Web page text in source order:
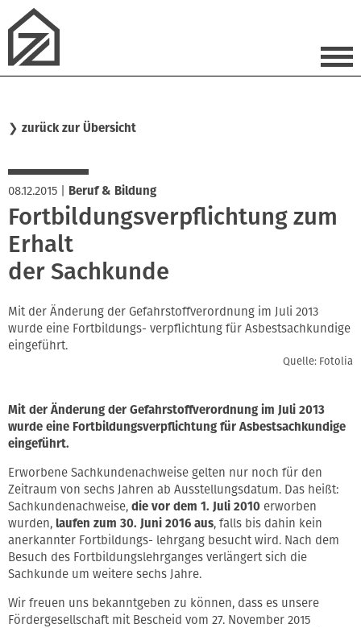
❯ zurück zur Übersicht
08.12.2015 Beruf & Bildung
Fortbildungsverpflichtung zum
Erhalt
der Sachkunde
Mit der Änderung der Gefahrstoffverordnung im Juli 2013
wurde eine Fortbildungs- verpflichtung für Asbestsachkundige
eingeführt.
Quelle: Fotolia
Mit der Änderung der Gefahrstoffverordnung im Juli 2013
wurde eine Fortbildungsverpflichtung für Asbestsachkundige
eingeführt.
Erworbene Sachkundenachweise gelten nur noch für den
Zeitraum von sechs Jahren ab Ausstellungsdatum. Das heißt:
Sachkundenachweise, die vor dem 1. Juli 2010 erworben
wurden, laufen zum 30. Juni 2016 aus, falls bis dahin kein
anerkannter Fortbildungs- lehrgang besucht wird. Nach dem
Besuch des Fortbildungslehrganges verlängert sich die
Sachkunde um weitere sechs Jahre.
Wir freuen uns bekanntgeben zu können, dass es unsere
Fördergesellschaft mit Bescheid vom 27. November 2015